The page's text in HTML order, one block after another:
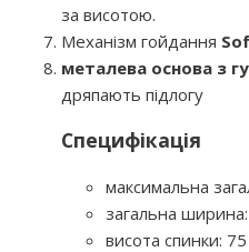
за висотою.
Механізм гойдання
металева основа з
дряпають підлогу
Специфікація
максимальна
загальна
висота спинки: